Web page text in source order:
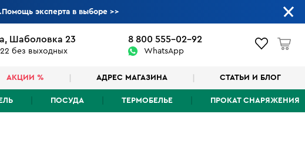
эксперта в выборе>>
Шаболовка 23
без выходных
8 800 555-02-92
WhatsApp
АКЦИИ % АДРЕС МАГАЗИНА СТАТЬИ И БЛОГ
ПОСУДА ТЕРМОБЕЛЬЕ ПРОКАТ СНАРЯЖЕНИЯ